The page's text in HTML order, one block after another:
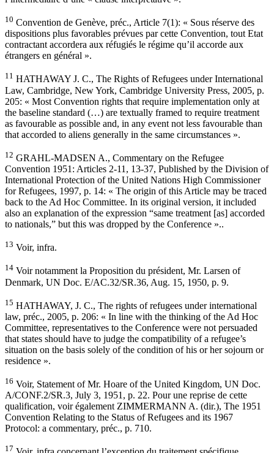
10 Convention de Genève, préc., Article 7(1): « Sous réserve des
dispositions plus favorables prévues par cette Convention, tout Etat
contractant accordera aux réfugiés le régime qu’il accorde aux
étrangers en général ».
11 HATHAWAY J. C., The Rights of Refugees under International
Law, Cambridge, New York, Cambridge University Press, 2005, p.
205: « Most Convention rights that require implementation only at
the baseline standard (…) are textually framed to require treatment
as favourable as possible and, in any event not less favourable than
that accorded to aliens generally in the same circumstances ».
12 GRAHL-MADSEN A., Commentary on the Refugee
Convention 1951: Articles 2-11, 13-37, Published by the Division of
International Protection of the United Nations High Commissioner
for Refugees, 1997, p. 14: « The origin of this Article may be traced
back to the Ad Hoc Committee. In its original version, it included
also an explanation of the expression “same treatment [as] accorded
to nationals,” but this was dropped by the Conference »..
13 Voir, infra.
14 Voir notamment la Proposition du président, Mr. Larsen of
Denmark, UN Doc. E/AC.32/SR.36, Aug. 15, 1950, p. 9.
15 HATHAWAY, J. C., The rights of refugees under international
law, préc., 2005, p. 206: « In line with the thinking of the Ad Hoc
Committee, representatives to the Conference were not persuaded
that states should have to judge the compatibility of a refugee’s
situation on the basis solely of the condition of his or her sojourn or
residence ».
16 Voir, Statement of Mr. Hoare of the United Kingdom, UN Doc.
A/CONF.2/SR.3, July 3, 1951, p. 22. Pour une reprise de cette
qualification, voir également ZIMMERMANN A. (dir.), The 1951
Convention Relating to the Status of Refugees and its 1967
Protocol: a commentary, préc., p. 710.
17